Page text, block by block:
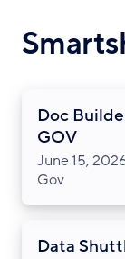
Doc
GOV
June 15,
Gov
Data